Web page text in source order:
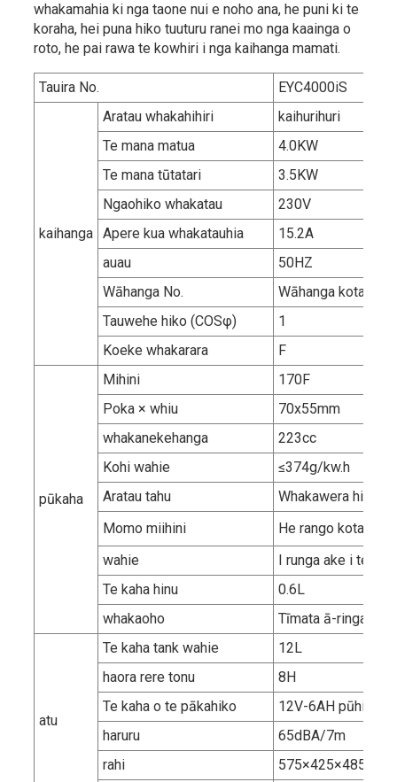
whakamahia ki nga taone nui e noho ana, he puni ki te
koraha, hei puna hiko tuuturu ranei mo nga kaainga o
roto, he pai rawa te kowhiri i nga kaihanga mamati.
Tauira No. EYC4000iS
kaihanga
Aratau whakahihiri
kaihurihuri
Te mana matua
4.0KW
Te mana tūtatari
3.5KW
Ngaohiko whakatau
230V
Apere kua whakatauhia
15.2A
auau
50HZ
Wāhanga No.
Wāhanga kotahi
Tauwehe hiko (COSφ)
1
Koeke whakarara
F
pūkaha
Mihini
170F
Poka × whiu
70x55mm
whakanekehanga
223cc
Kohi wahie
≤374g/kw.h
Aratau tahu
Whakawera hiko
Momo miihini
He rango kotahi, 4
wahie
I runga ake i te
Te kaha hinu
0.6L
whakaoho
Tīmata ā-ringa/
atu
Te kaha tank wahie
12L
haora rere tonu
8H
Te kaha o te pākahiko
12V-6AH pūhiko
haruru
65dBA/7m
rahi
575×425×485mm